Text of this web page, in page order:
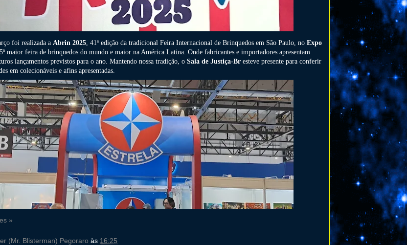
foi realizada a Abrin 2025 , 41ª edição da tradicional Feira Internacional de Brinquedos em São Paulo, no Expo
5ª maior feira de brinquedos do mundo e maior na América Latina. Onde fabricantes e importadores apresentam
lançamentos previstos para o ano. Mantendo nossa tradição, o Sala de Justiça-Br esteve presente para conferir
em colecionáveis e afins apresentadas.
»
(Mr. Blisterman) Pegoraro às 16:25